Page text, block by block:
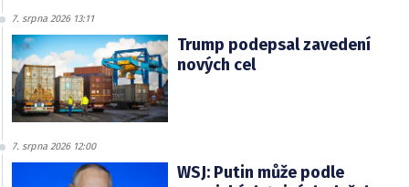
7. srpna 2026 13:11
Trump podepsal zavedení
nových cel
7. srpna 2026 12:00
WSJ: Putin může podle